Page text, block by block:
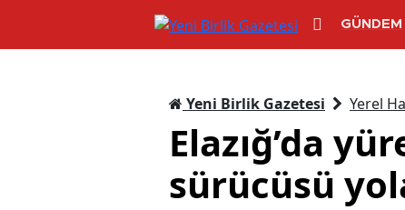
GÜNDEM
Yeni Birlik Gazetesi Yerel
Elazığ’da
sürücüsü